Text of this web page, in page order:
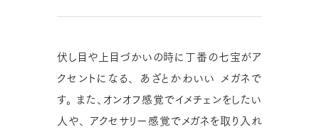
伏し目や上目づかいの時に丁番の七宝がア
クセントになる、 あざとかわいい メガネで
す。 また、オンオフ感覚でイメチェンをしたい
人や、 アクセサリー感覚でメガネを取り入れ